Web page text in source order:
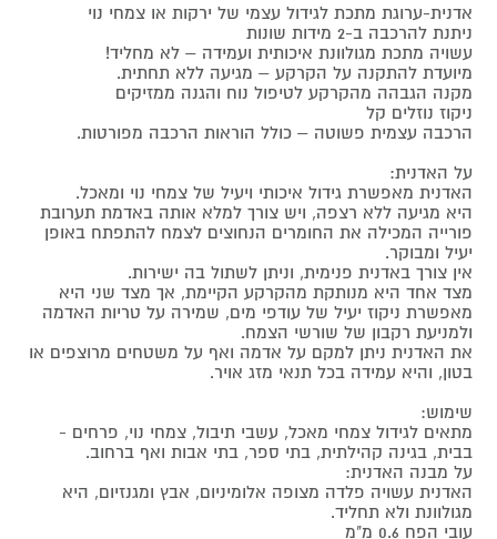
אדנית-ערוגת מתכת לגידול עצמי של ירקות או צמחי נוי
ניתנת להרכבה ב-2 מידות שונות
עשויה מתכת מגולוונת איכותית ועמידה – לא מחליד!
מיועדת להתקנה על הקרקע – מגיעה ללא תחתית.
מקנה הגבהה מהקרקע לטיפול נוח והגנה ממזיקים
ניקוז נוזלים קל
הרכבה עצמית פשוטה – כולל הוראות הרכבה מפורטות.
על האדנית:
האדנית מאפשרת גידול איכותי ויעיל של צמחי נוי ומאכל.
היא מגיעה ללא רצפה, ויש צורך למלא אותה באדמת תערובת
פורייה המכילה את החומרים הנחוצים לצמח להתפתח באופן
יעיל ומבוקר.
אין צורך באדנית פנימית, וניתן לשתול בה ישירות.
מצד אחד היא מנותקת מהקרקע הקיימת, אך מצד שני היא
מאפשרת ניקוז יעיל של עודפי מים, שמירה על טריות האדמה
ולמניעת רקבון של שורשי הצמח.
את האדנית ניתן למקם על אדמה ואף על משטחים מרוצפים או
בטון, והיא עמידה בכל תנאי מזג אויר.
שימוש:
מתאים לגידול צמחי מאכל, עשבי תיבול, צמחי נוי, פרחים -
בבית, בגינה קהילתית, בתי ספר, בתי אבות ואף ברחוב.
על מבנה האדנית:
האדנית עשויה פלדה מצופה אלומיניום, אבץ ומגנזיום, היא
מגולוונת ולא תחליד.
עובי הפח 0.6 מ"מ